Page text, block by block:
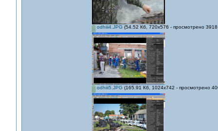
odhiii4.JPG (54.52 Кб, 720x576 - просмотрено 3918
odhiii5.JPG (165.91 Кб, 1024x742 - просмотрено